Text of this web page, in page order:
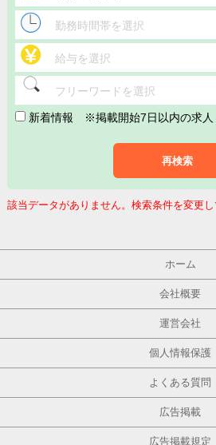
勤務時間帯を選択
給与を選択
フリーワードを選択
新着情報 ※掲載開始7日以内の求人
再検索
該当データがありません。検索条件を変更し
ホーム
会社概要
運営会社
個人情報保護
よくある質問
広告掲載
広告掲載規定